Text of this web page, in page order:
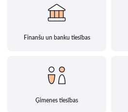
Finanšu un banku tiesības
Ģimenes tiesības